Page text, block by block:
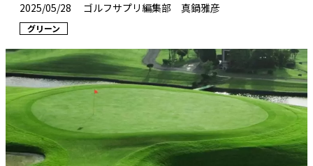
2025/05/28 ゴルフサプリ編集部 真鍋雅彦
グリーン